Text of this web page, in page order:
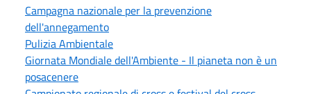
Campagna nazionale per la prevenzione
dell'annegamento
Pulizia Ambientale
Giornata Mondiale dell'Ambiente - Il pianeta non è un
posacenere